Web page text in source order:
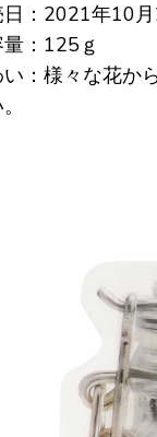
：2021年10月
：125ｇ
：様々な花か